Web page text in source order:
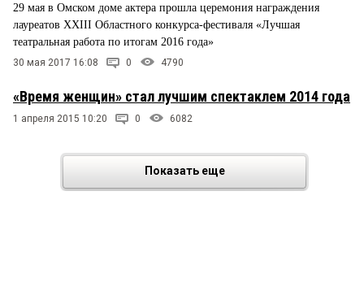
29 мая в Омском доме актера прошла церемония награждения
лауреатов XXIII Областного конкурса-фестиваля «Лучшая
театральная работа по итогам 2016 года»
30 мая 2017 16:08 0 4790
«Время женщин» стал лучшим спектаклем 2014 года
1 апреля 2015 10:20 0 6082
Показать еще